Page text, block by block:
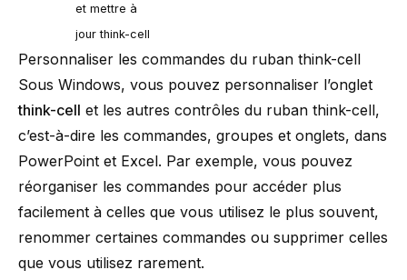
et mettre à
jourthink-cell
Personnaliser les commandes du ruban think-cell
Sous Windows, vous pouvez personnaliser l’onglet
think-cell et les autres contrôles du ruban think-cell,
c’est-à-dire les commandes, groupes et onglets, dans
PowerPoint et Excel. Par exemple, vous pouvez
réorganiser les commandes pour accéder plus
facilement à celles que vous utilisez le plus souvent,
renommer certaines commandes ou supprimer celles
que vous utilisez rarement.